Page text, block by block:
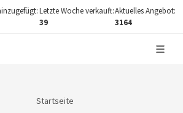
Letzte Woche verkauft:
39
Aktuelles Angebot:
3164
Startseite